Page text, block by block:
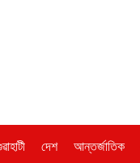
দেশ আন্তৰ্জাতিক